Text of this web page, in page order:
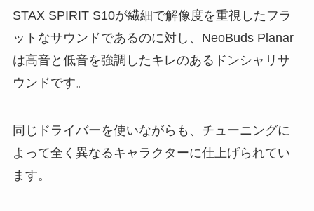
STAX SPIRIT S10が繊細で解像度を重視したフラ
ットなサウンドであるのに対し、NeoBuds Planar
は高音と低音を強調したキレのあるドンシャリサ
ウンドです。
同じドライバーを使いながらも、チューニングに
よって全く異なるキャラクターに仕上げられてい
ます。